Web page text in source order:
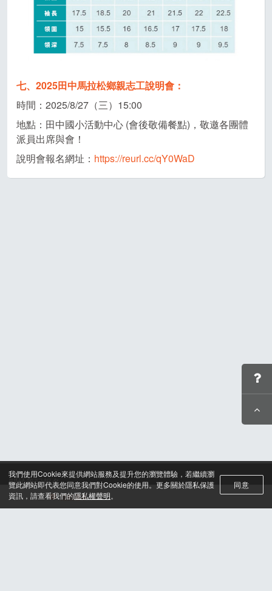
七、2025田中馬拉松鄉親志工說明會：
時間：2025/8/27（三）15:00
地點：田中國小活動中心 (會後敬備餐點)，敬邀各團體
派員出席與會！
說明會報名網址： https://reurl.cc/qY0WaD
我們使用Cookie來提供網站服務及提升您的瀏覽體驗，若繼續瀏
覽此網站即代表您同意我們對Cookie的使用。更多關於隱私保護
資訊，請查看我們的隱私權聲明。
同意
活動選單
關於筆記報名
聯絡我們*
合作諮詢